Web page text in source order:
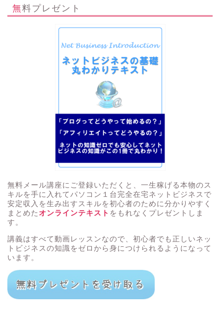
無料プレゼント
無料メール講座にご登録いただくと、一生稼げる本物のス
キルを手に入れてパソコン１台完全在宅ネットビジネスで
安定収入を生み出すスキルを初心者のために分かりやすく
まとめたオンラインテキスト をもれなくプレゼントしま
す。
講義はすべて動画レッスンなので、初心者でも正しいネッ
トビジネスの知識をゼロから身につけられるようになって
います。